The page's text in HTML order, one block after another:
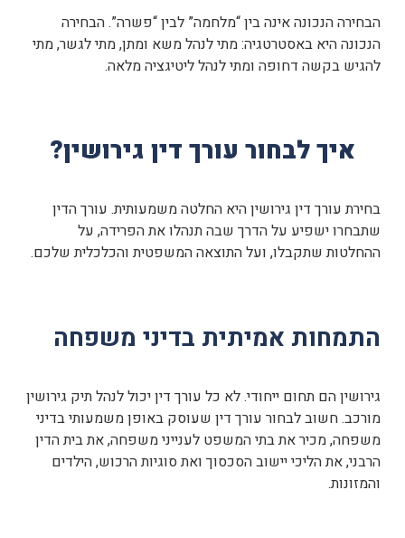
הבחירה הנכונה אינה בין “מלחמה” לבין “פשרה”. הבחירה
הנכונה היא באסטרטגיה: מתי לנהל משא ומתן, מתי לגשר, מתי
להגיש בקשה דחופה ומתי לנהל ליטיגציה מלאה.
איך לבחור עורך דין גירושין?
בחירת עורך דין גירושין היא החלטה משמעותית. עורך הדין
שתבחרו ישפיע על הדרך שבה תנהלו את הפרידה, על
ההחלטות שתקבלו, ועל התוצאה המשפטית והכלכלית שלכם.
התמחות אמיתית בדיני משפחה
גירושין הם תחום ייחודי. לא כל עורך דין יכול לנהל תיק גירושין
מורכב. חשוב לבחור עורך דין שעוסק באופן משמעותי בדיני
משפחה, מכיר את בתי המשפט לענייני משפחה, את בית הדין
הרבני, את הליכי יישוב הסכסוך ואת סוגיות הרכוש, הילדים
והמזונות.